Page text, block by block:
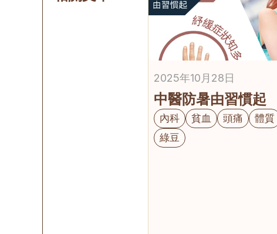
2025年10月28日
中醫防暑由習慣起
內科 貧血 頭痛 體質
綠豆